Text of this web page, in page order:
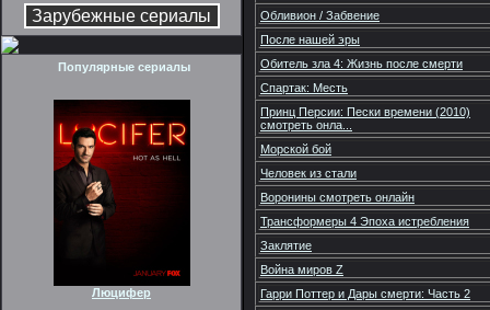
Популярные сериалы
Люцифер
Обливион / Забвение
После нашей эры
Обитель зла 4: Жизнь после смерти
Спартак: Месть
Принц Персии: Пески времени (2010)
смотреть онла...
Морской бой
Человек из стали
Воронины смотреть онлайн
Трансформеры 4 Эпоха истребления
Заклятие
Война миров Z
Гарри Поттер и Дары смерти: Часть 2